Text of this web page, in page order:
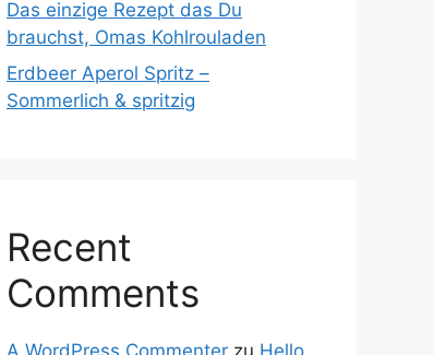
Das einzige Rezept das Du
brauchst, Omas Kohlrouladen
Erdbeer Aperol Spritz –
Sommerlich & spritzig
Recent
Comments
A WordPress Commenter zu Hello